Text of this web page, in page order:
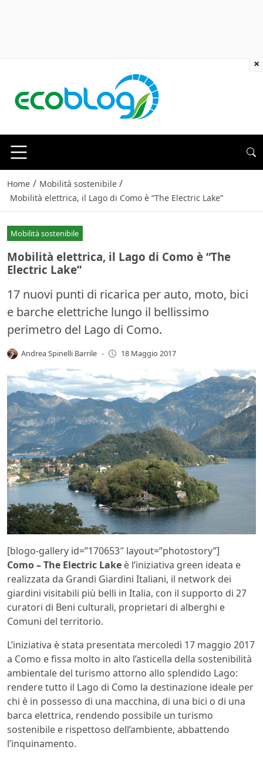
Home / Mobilità sostenibile /
Mobilità elettrica, il Lago di Como è “The Electric Lake”
Mobilità sostenibile
Mobilità elettrica, il Lago di Como è “The
Electric Lake”
17 nuovi punti di ricarica per auto, moto, bici
e barche elettriche lungo il bellissimo
perimetro del Lago di Como.
Andrea Spinelli Barrile - 18 Maggio 2017
[blogo-gallery id=”170653″ layout=”photostory”]
Como – The Electric Lake è l’iniziativa green ideata e
realizzata da Grandi Giardini Italiani, il network dei
giardini visitabili più belli in Italia, con il supporto di 27
curatori di Beni culturali, proprietari di alberghi e
Comuni del territorio.
L’iniziativa è stata presentata mercoledì 17 maggio 2017
a Como e fissa molto in alto l’asticella della sostenibilità
ambientale del turismo attorno allo splendido Lago:
rendere tutto il Lago di Como la destinazione ideale per
chi è in possesso di una macchina, di una bici o di una
barca elettrica, rendendo possibile un turismo
sostenibile e rispettoso dell’ambiente, abbattendo
l’inquinamento.
×